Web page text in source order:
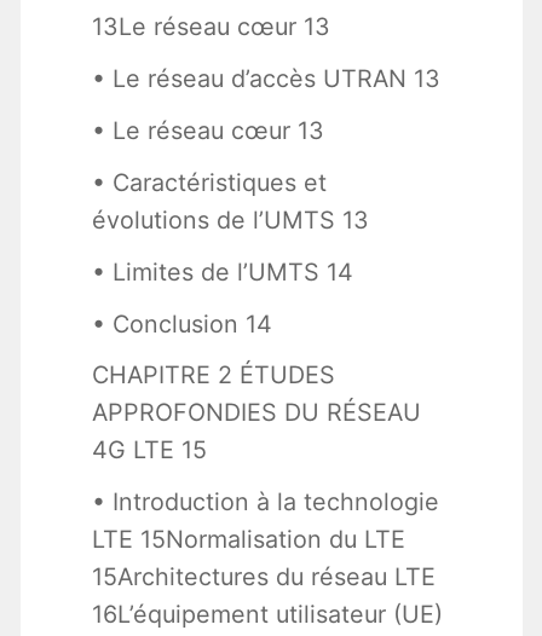
13Le réseau cœur 13
• Le réseau d’accès UTRAN 13
• Le réseau cœur 13
• Caractéristiques et
évolutions de l’UMTS 13
• Limites de l’UMTS 14
• Conclusion 14
CHAPITRE 2 ÉTUDES
APPROFONDIES DU RÉSEAU
4G LTE 15
• Introduction à la technologie
LTE 15Normalisation du LTE
15Architectures du réseau LTE
16L’équipement utilisateur (UE)